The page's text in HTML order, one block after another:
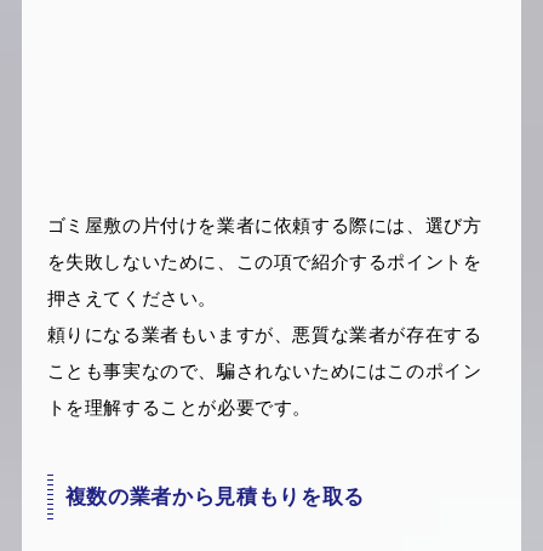
ゴミ屋敷の片付けを業者に依頼する際には、選び方
を失敗しないために、この項で紹介するポイントを
押さえてください。
頼りになる業者もいますが、悪質な業者が存在する
ことも事実なので、騙されないためにはこのポイン
トを理解することが必要です。
複数の業者から見積もりを取る